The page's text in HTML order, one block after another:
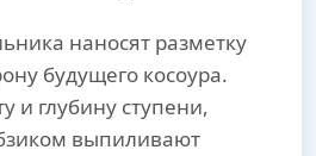
наносят разметку
будущего косоура.
и глубину ступени,
выпиливают